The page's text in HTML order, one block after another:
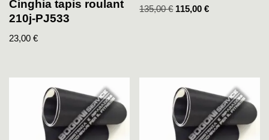
Cinghia tapis roulant
210j-PJ533
23,00 €
135,00€ 115,00€